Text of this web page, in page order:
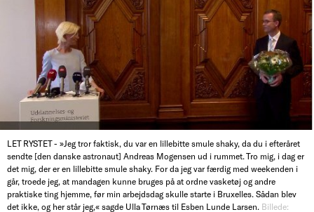
LET RYSTET - »Jeg tror faktisk, du var en lillebitte smule shaky, da du i efteråret
sendte [den danske astronaut] Andreas Mogensen ud i rummet. Tro mig, i dag er
det mig, der er en lillebitte smule shaky. For da jeg var færdig med weekenden i
går, troede jeg, at mandagen kunne bruges på at ordne vasketøj og andre
praktiske ting hjemme, før min arbejdsdag skulle starte i Bruxelles. Sådan blev
det ikke, og her står jeg,« sagde Ulla Tørnæs til Esben Lunde Larsen. Billede: